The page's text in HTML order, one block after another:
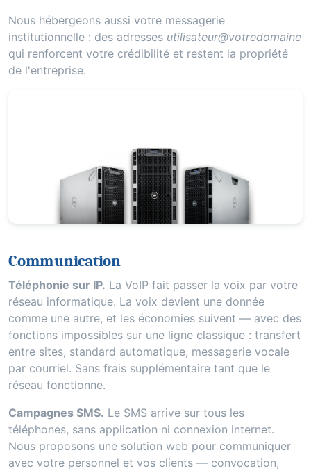
Nous hébergeons aussi votre messagerie
institutionnelle : des adresses utilisateur@votredomaine
qui renforcent votre crédibilité et restent la propriété
de l'entreprise.
Communication
Téléphonie sur IP. La VoIP fait passer la voix par votre
réseau informatique. La voix devient une donnée
comme une autre, et les économies suivent — avec des
fonctions impossibles sur une ligne classique : transfert
entre sites, standard automatique, messagerie vocale
par courriel. Sans frais supplémentaire tant que le
réseau fonctionne.
Campagnes SMS. Le SMS arrive sur tous les
téléphones, sans application ni connexion internet.
Nous proposons une solution web pour communiquer
avec votre personnel et vos clients — convocation,